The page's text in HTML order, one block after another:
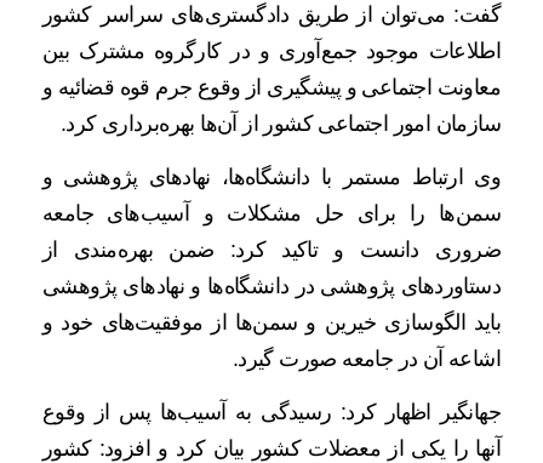
گفت: می‌توان از طریق دادگستری‌های سراسر کشور
اطلاعات موجود جمع‌آوری و در کارگروه مشترک بین
معاونت اجتماعی و پیشگیری از وقوع جرم قوه قضائیه و
سازمان امور اجتماعی کشور از آن‌ها بهره‌برداری کرد.
وی ارتباط مستمر با دانشگاه‌ها، نهادهای پژوهشی و
سمن‌ها را برای حل مشکلات و آسیب‌های جامعه
ضروری دانست و تاکید کرد: ضمن بهره‌مندی از
دستاوردهای پژوهشی در دانشگاه‌ها و نهادهای پژوهشی
باید الگوسازی خیرین و سمن‌ها از موفقیت‌های خود و
اشاعه آن در جامعه صورت گیرد.
جهانگیر اظهار کرد: رسیدگی به آسیب‌ها پس از وقوع
آنها را یکی از معضلات کشور بیان کرد و افزود: کشور